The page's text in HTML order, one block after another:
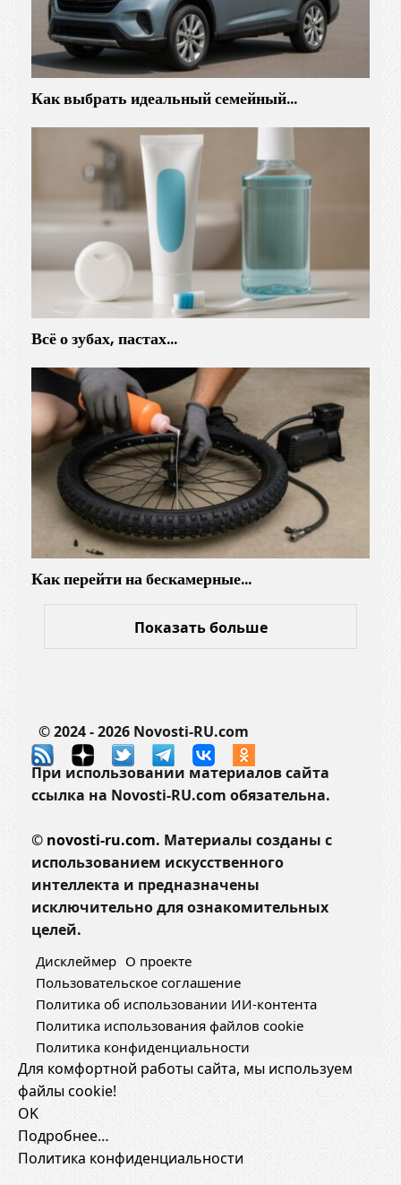
Как выбрать идеальный семейный…
Всё о зубах, пастах…
Как перейти на бескамерные…
Показать больше
© 2024 - 2026 Novosti-RU.com
При использовании материалов сайта
ссылка на Novosti-RU.com обязательна.
© novosti-ru.com. Материалы созданы с
использованием искусственного
интеллекта и предназначены
исключительно для ознакомительных
целей.
Дисклеймер О проекте
Пользовательское соглашение
Политика об использовании ИИ-контента
Политика использования файлов cookie
Политика конфиденциальности
Для комфортной работы сайта, мы используем
файлы cookie!
OK
Подробнее…
Политика конфиденциальности